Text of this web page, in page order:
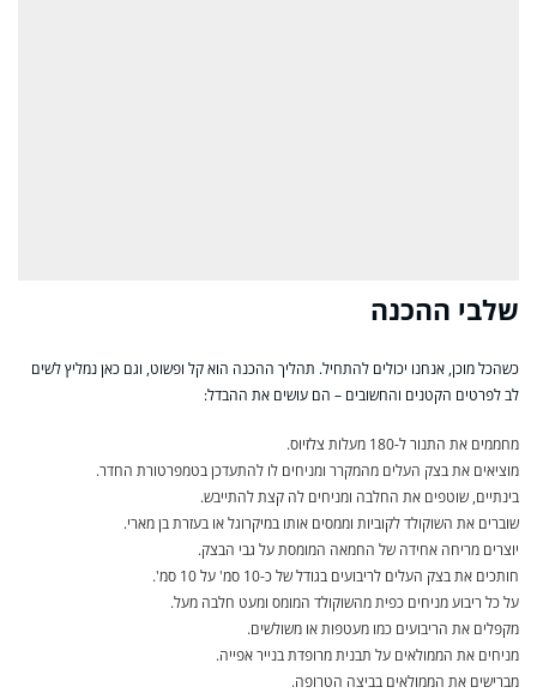
שלבי ההכנה
כשהכל מוכן, אנחנו יכולים להתחיל. תהליך ההכנה הוא קל ופשוט, וגם כאן נמליץ לשים
לב לפרטים הקטנים והחשובים – הם עושים את ההבדל:
מחממים את התנור ל-180 מעלות צלזיוס.
מוציאים את בצק העלים מהמקרר ומניחים לו להתעדכן בטמפרטורת החדר.
בינתיים, שוטפים את החלבה ומניחים לה קצת להתייבש.
שוברים את השוקולד לקוביות וממסים אותו במיקרוגל או בעזרת בן מארי.
יוצרים מריחה אחידה של החמאה המומסת על גבי הבצק.
חותכים את בצק העלים לריבועים בגודל של כ-10 סמ' על 10 סמ'.
על כל ריבוע מניחים כפית מהשוקולד המומס ומעט חלבה מעל.
מקפלים את הריבועים כמו מעטפות או משולשים.
מניחים את הממולאים על תבנית מרופדת בנייר אפייה.
מברישים את הממולאים בביצה הטרופה.